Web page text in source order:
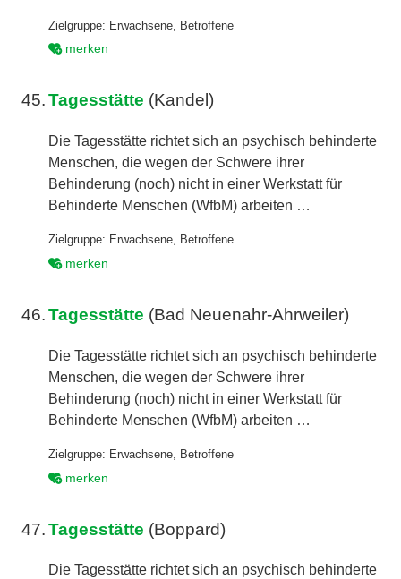
Zielgruppe: Erwachsene Betroffene
merken
45. Tagesstätte (Kandel)
Die Tagesstätte richtet sich an psychisch behinderte
Menschen, die wegen der Schwere ihrer
Behinderung (noch) nicht in einer Werkstatt für
Behinderte Menschen (WfbM) arbeiten …
Zielgruppe: Erwachsene, Betroffene
merken
46. Tagesstätte (Bad Neuenahr-Ahrweiler)
Die Tagesstätte richtet sich an psychisch behinderte
Menschen, die wegen der Schwere ihrer
Behinderung (noch) nicht in einer Werkstatt für
Behinderte Menschen (WfbM) arbeiten …
Zielgruppe: Erwachsene
Betroffene
merken
47. Tagesstätte (Boppard)
Die Tagesstätte richtet sich an psychisch behinderte